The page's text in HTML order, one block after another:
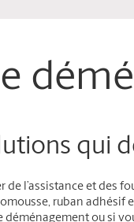
qui
de l’assistance et des
ruban adhésif
déménagement ou si